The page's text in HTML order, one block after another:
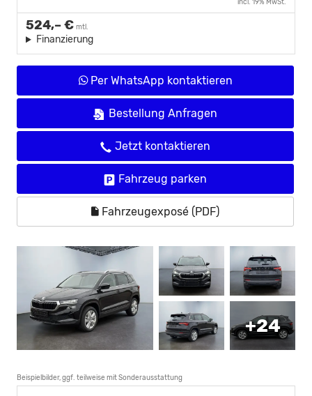
incl. 19% MwSt.
524,– € mtl.
Finanzierung
Per WhatsApp kontaktieren
Bestellung Anfragen
Jetzt kontaktieren
Fahrzeug parken
Fahrzeugexposé (PDF)
+24
Beispielbilder, ggf. teilweise mit Sonderausstattung